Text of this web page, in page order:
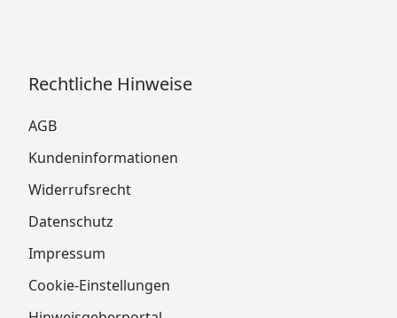
Rechtliche Hinweise
AGB
Kundeninformationen
Widerrufsrecht
Datenschutz
Impressum
Cookie-Einstellungen